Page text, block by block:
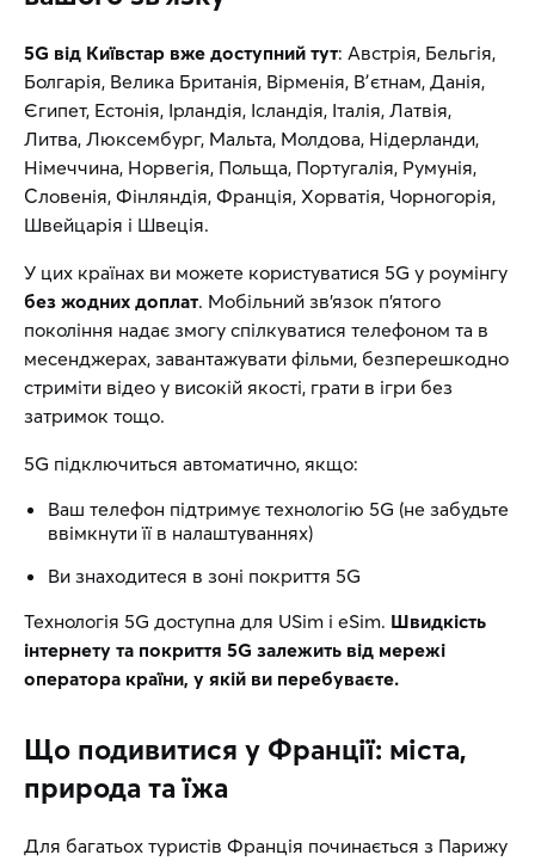
5G від Київстар вже доступний тут: Австрія, Бельгія,
Болгарія, Велика Британія, Вірменія, Вʼєтнам, Данія,
Єгипет, Естонія, Ірландія, Ісландія, Італія, Латвія,
Литва, Люксембург, Мальта, Молдова, Нідерланди,
Німеччина, Норвегія, Польща, Португалія, Румунія,
Словенія, Фінляндія, Франція, Хорватія, Чорногорія,
Швейцарія і Швеція.
У цих країнах ви можете користуватися 5G у роумінгу
без жодних доплат. Мобільний зв’язок п’ятого
покоління надає змогу спілкуватися телефоном та в
месенджерах, завантажувати фільми, безперешкодно
стриміти відео у високій якості, грати в ігри без
затримок тощо.
5G підключиться автоматично, якщо:
Ваш телефон підтримує технологію 5G (не забудьте
ввімкнути її в налаштуваннях)
Ви знаходитеся в зоні покриття 5G
Технологія 5G доступна для USim і eSim. Швидкість
інтернету та покриття 5G залежить від мережі
оператора країни, у якій ви перебуваєте.
Що подивитися у Франції: міста,
природа та їжа
Для багатьох туристів Франція починається з Парижу